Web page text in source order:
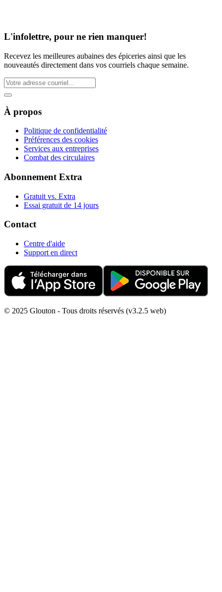
L'infolettre, pour ne rien manquer!
Recevez les meilleures aubaines des épiceries ainsi que les
nouveautés directement dans vos courriels chaque semaine.
À propos
Politique de confidentialité
Préférences des cookies
Services aux entreprises
Combat des circulaires
Abonnement Extra
Gratuit vs. Extra
Essai gratuit de 14 jours
Contact
Centre d'aide
Support en direct
© 2025 Glouton - Tous droits réservés (v3.2.5 web)